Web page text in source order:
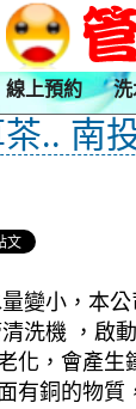
線上預約 洗
.. 南
變小，本
清洗機 ，啟
化，會產
有銅的物